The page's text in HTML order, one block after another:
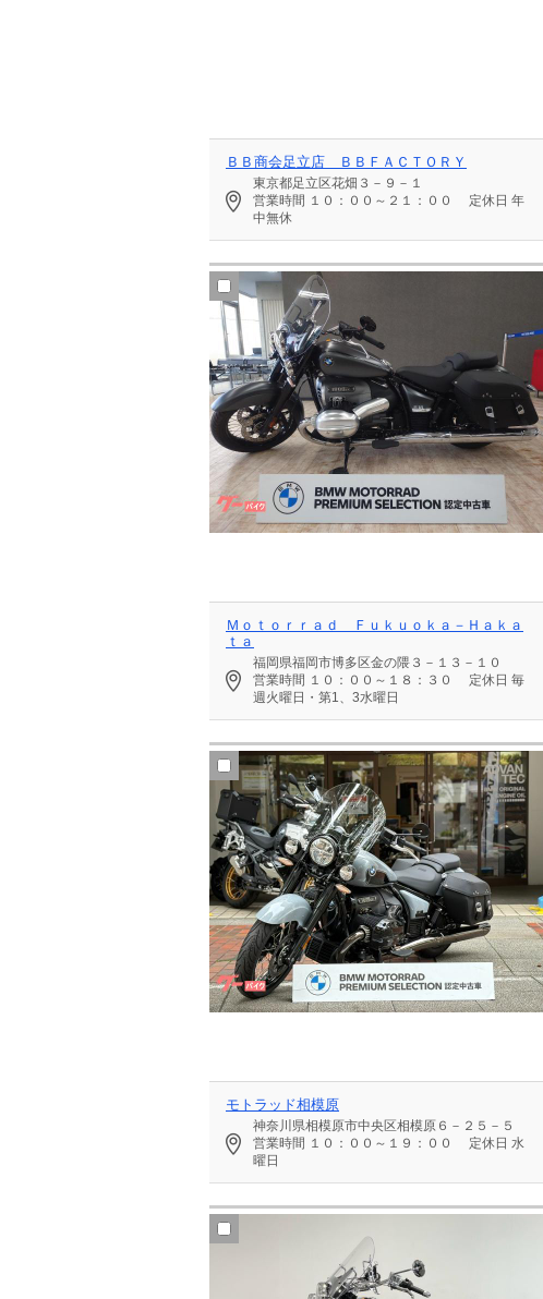
ＢＢ商会足立店 ＢＢＦＡＣＴＯＲＹ
東京都足立区花畑３－９－１
営業時間 １０：００～２１：００ 定休日 年
中無休
Ｍｏｔｏｒｒａｄ Ｆｕｋｕｏｋａ－Ｈａｋａ
ｔａ
福岡県福岡市博多区金の隈３－１３－１０
営業時間 １０：００～１８：３０ 定休日 毎
週火曜日・第1、3水曜日
モトラッド相模原
神奈川県相模原市中央区相模原６－２５－５
営業時間 １０：００～１９：００ 定休日 水
曜日